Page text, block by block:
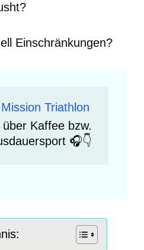
Einschränkungen?
Mission Triathlon
Kaffee bzw.
🎧👇